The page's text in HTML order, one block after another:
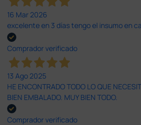
16 Mar 2026
excelente en 3 días tengo el insumo en
Comprador verificado
13 Ago 2025
HE ENCONTRADO TODO LO QUE
BIEN EMBALADO. MUY BIEN TODO.
Comprador verificado